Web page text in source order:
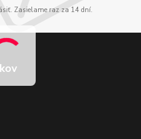
Zasielame raz za 14 dní.